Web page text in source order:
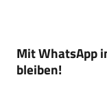
Mit WhatsApp
bleiben!